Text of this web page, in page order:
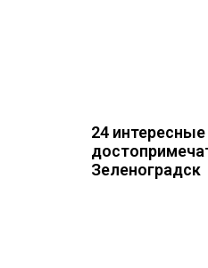
24 интересные
Зеленоградск